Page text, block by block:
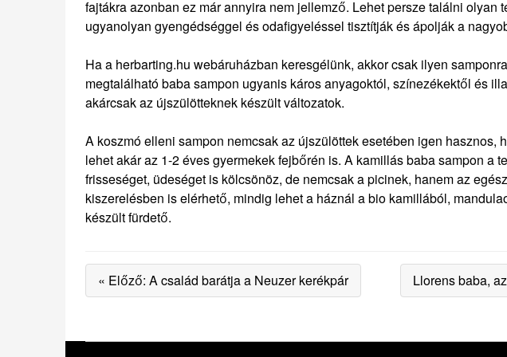
fajtákra azonban ez már annyira nem jellemző. Lehet persze találni olyan
ugyanolyan gyengédséggel és odafigyeléssel tisztítják és ápolják a
Ha a herbarting.hu webáruházban keresgélünk, akkor csak ilyen
megtalálható baba sampon ugyanis káros anyagoktól, színezékektől és
akárcsak az újszülötteknek készült változatok.
A koszmó elleni sampon nemcsak az újszülöttek esetében igen hasznos,
lehet akár az 1-2 éves gyermekek fejbőrén is. A kamillás baba sampon a
frisseséget, üdeséget is kölcsönöz, de nemcsak a picinek, hanem az
kiszerelésben is elérhető, mindig lehet a háznál a bio kamillából,
készült fürdető.
« Előző: A család barátja a Neuzer kerékpár Llorens baba,